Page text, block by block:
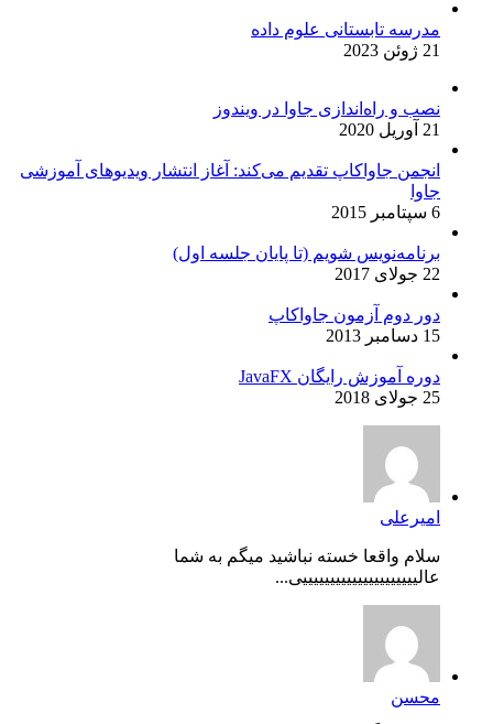
مدرسه تابستانی علوم داده
21 ژوئن 2023
نصب و راه‌اندازی جاوا در ویندوز
21 آوریل 2020
انجمن جاواکاپ تقدیم می‌کند: آغاز انتشار ویدیوهای آموزشی
جاوا
6 سپتامبر 2015
برنامه‌نویس شویم (تا پایان جلسه اول)
22 جولای 2017
دور دوم آزمون جاواکاپ
15 دسامبر 2013
دوره آموزش رایگان JavaFX
25 جولای 2018
امیرعلی
سلام واقعا خسته نباشید میگم به شما
عالیییییییییییییییییییییی...
محسن